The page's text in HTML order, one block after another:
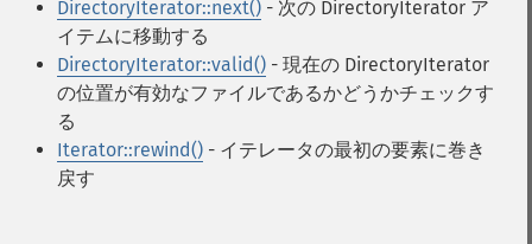
DirectoryIterator::next() - 次の DirectoryIterator ア
イテムに移動する
DirectoryIterator::valid() - 現在の DirectoryIterator
の位置が有効なファイルであるかどうかチェックす
る
Iterator::rewind() - イテレータの最初の要素に巻き
戻す